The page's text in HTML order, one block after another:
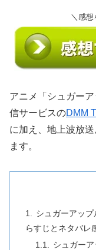
＼感想
アニメ「シュガー
信サービスのDMM
に加え、地上波放送
ます。
シュガーアッ
らすじとネタバレ
シュガーア